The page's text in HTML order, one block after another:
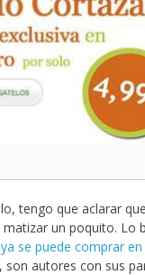
tengo que aclarar
un poquito. Lo
ya se puede comprar
autores con sus